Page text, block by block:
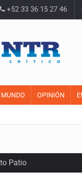
+52 33 36 15 27 46
MUNDO OPINIÓN
Patio